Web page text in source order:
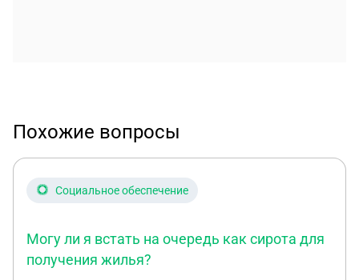
Похожие вопросы
Социальное обеспечение
Могу ли я встать на очередь как сирота для
получения жилья?